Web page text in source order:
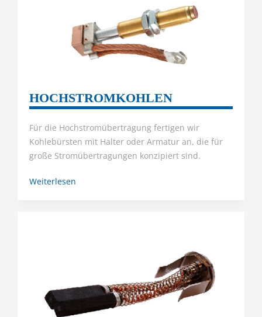
HOCHSTROMKOHLEN
Für die Hochstromübertragung fertigen wir
Kohlebürsten mit Halter oder Armatur an, die für
große Stromübertragungen konzipiert sind.
Weiterlesen